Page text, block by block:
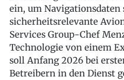
ein, um
sicherheitsrelevante
Services Group-Chef
Technologie von einem
soll Anfang 2026 bei
Betreibern in den Dienst